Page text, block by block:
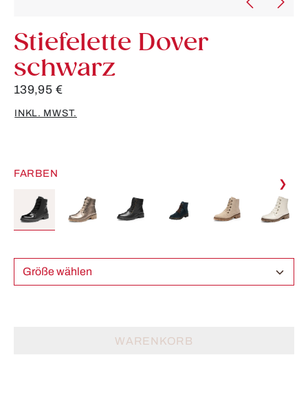
Stiefelette Dover
schwarz
139,95 €
INKL. MWST.
FARBEN
❯
Größe wählen
WARENKORB